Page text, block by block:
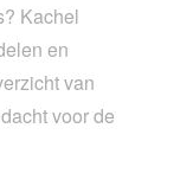
Kachel
en
van
voor de